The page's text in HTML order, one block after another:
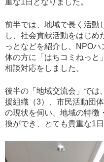
重な1日となりました。
前半では、地域で長く活動
し、社会貢献活動をはじめ
っとなどを紹介し、NPO
体の方に「はちコミねっと
相談対応をしました。
後半の「地域交流会」では
援組織（3）、市民活動団
の現状を伺い、地域の特徴
換ができ、とても貴重な1日